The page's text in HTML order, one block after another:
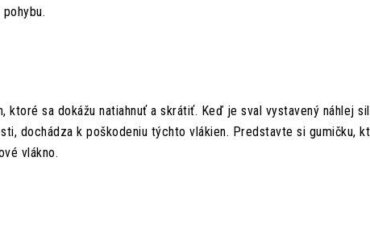
ktoré sa dokážu natiahnuť a skrátiť. Keď je sval vystavený náhlej
dochádza k poškodeniu týchto vlákien. Predstavte si gumičku,
vlákno.